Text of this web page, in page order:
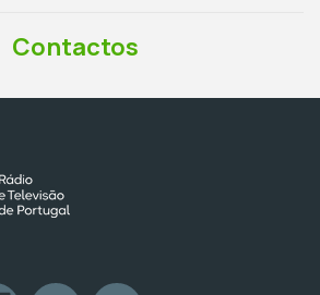
Contactos